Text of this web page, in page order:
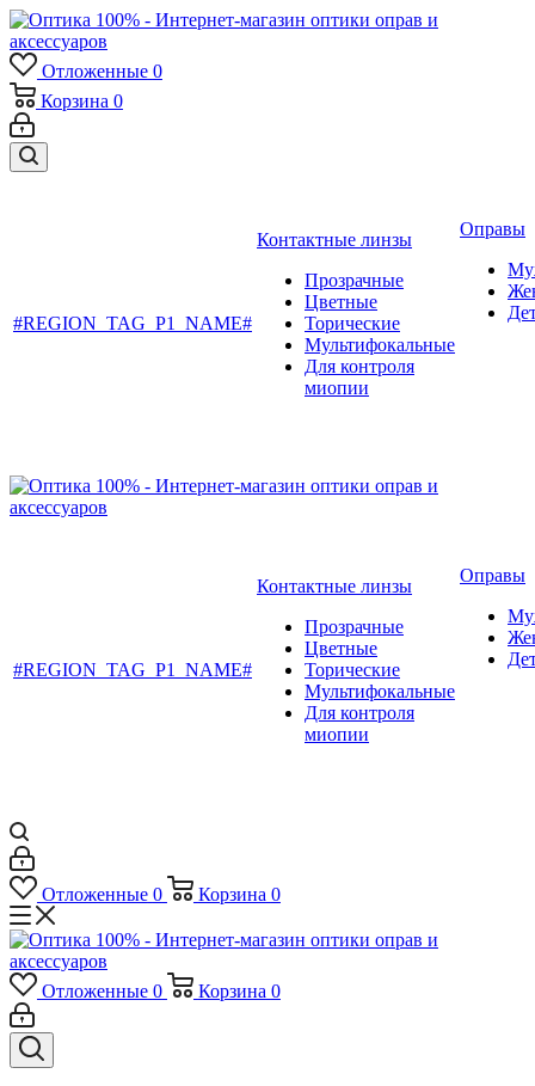
Отложенные 0
Корзина 0
#REGION_TAG_P1_NAME#
Контактные линзы
Прозрачные
Цветные
Торические
Мультифокальные
Для контроля
миопии
Оправы
#REGION_TAG_P1_NAME#
Контактные линзы
Прозрачные
Цветные
Торические
Мультифокальные
Для контроля
миопии
Оправы
Отложенные 0 Корзина 0
Отложенные 0 Корзина 0